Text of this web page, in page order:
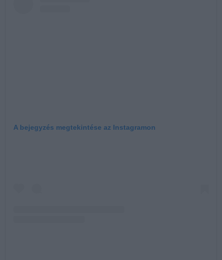
A bejegyzés megtekintése az Instagramon